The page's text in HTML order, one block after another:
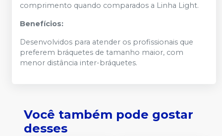
comprimento quando comparados a Linha Light.
Benefícios:
Desenvolvidos para atender os profissionais que
preferem bráquetes de tamanho maior, com
menor distância inter-bráquetes.
Você também pode gostar
desses